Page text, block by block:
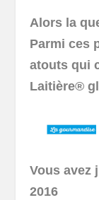
Alors la
Parmi ces
atouts qui
Laitière®
Vous avez
2016